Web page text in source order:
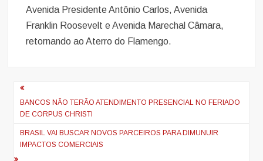
Avenida Presidente Antônio Carlos, Avenida
Franklin Roosevelt e Avenida Marechal Câmara,
retornando ao Aterro do Flamengo.
Navegação
de
artigos
BANCOS NÃO TERÃO ATENDIMENTO PRESENCIAL NO FERIADO
DE CORPUS CHRISTI
BRASIL VAI BUSCAR NOVOS PARCEIROS PARA DIMUNUIR
IMPACTOS COMERCIAIS